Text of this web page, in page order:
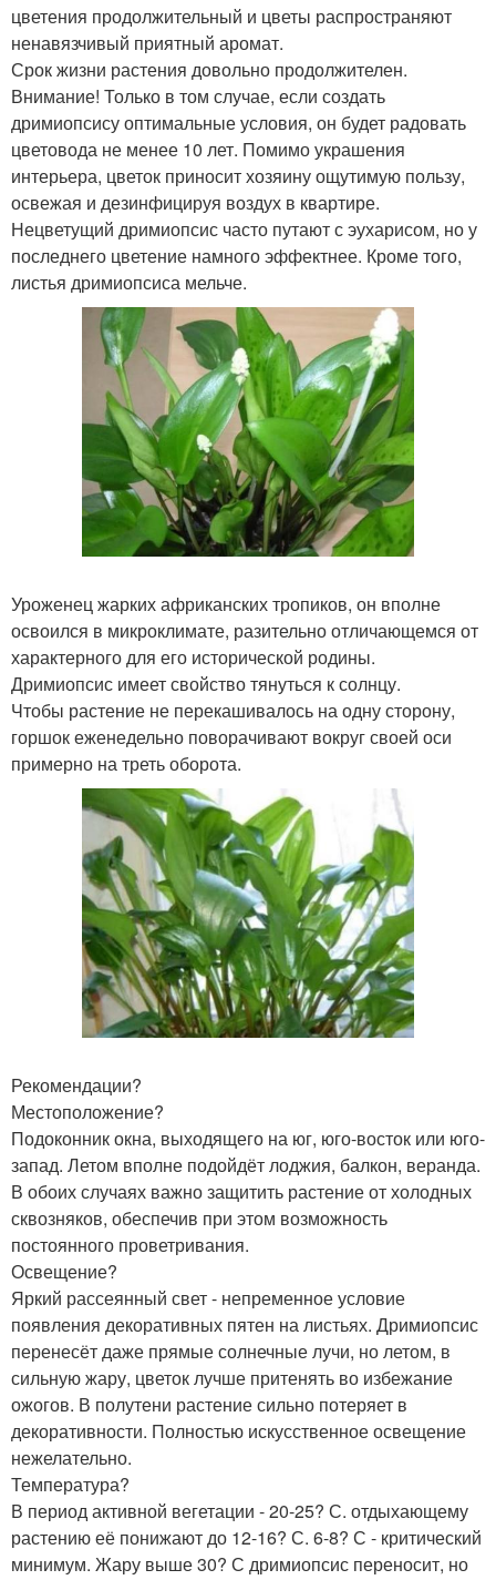
цветения продолжительный и цветы распространяют
ненавязчивый приятный аромат.
Срок жизни растения довольно продолжителен.
Внимание! Только в том случае, если создать
дримиопсису оптимальные условия, он будет радовать
цветовода не менее 10 лет. Помимо украшения
интерьера, цветок приносит хозяину ощутимую пользу,
освежая и дезинфицируя воздух в квартире.
Нецветущий дримиопсис часто путают с эухарисом, но у
последнего цветение намного эффектнее. Кроме того,
листья дримиопсиса мельче.
Уроженец жарких африканских тропиков, он вполне
освоился в микроклимате, разительно отличающемся от
характерного для его исторической родины.
Дримиопсис имеет свойство тянуться к солнцу.
Чтобы растение не перекашивалось на одну сторону,
горшок еженедельно поворачивают вокруг своей оси
примерно на треть оборота.
Рекомендации?
Местоположение?
Подоконник окна, выходящего на юг, юго-восток или юго-
запад. Летом вполне подойдёт лоджия, балкон, веранда.
В обоих случаях важно защитить растение от холодных
сквозняков, обеспечив при этом возможность
постоянного проветривания.
Освещение?
Яркий рассеянный свет - непременное условие
появления декоративных пятен на листьях. Дримиопсис
перенесёт даже прямые солнечные лучи, но летом, в
сильную жару, цветок лучше притенять во избежание
ожогов. В полутени растение сильно потеряет в
декоративности. Полностью искусственное освещение
нежелательно.
Температура?
В период активной вегетации - 20-25? С. отдыхающему
растению её понижают до 12-16? С. 6-8? С - критический
минимум. Жару выше 30? С дримиопсис переносит, но